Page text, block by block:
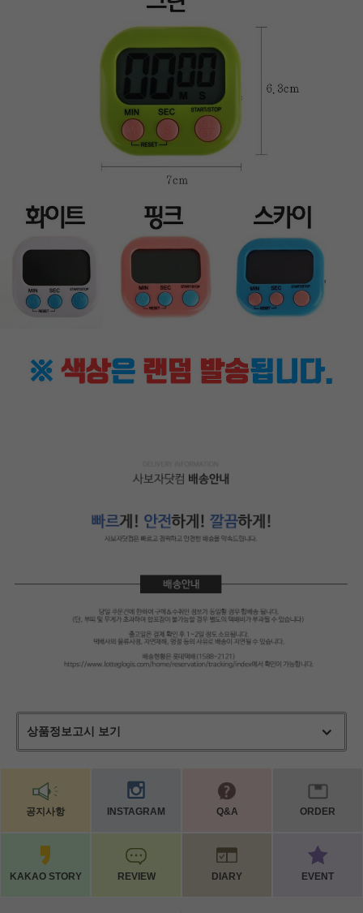
상품정보고시 보기
공지사항 INSTAGRAM Q&A ORDER
KAKAO STORY REVIEW DIARY EVENT